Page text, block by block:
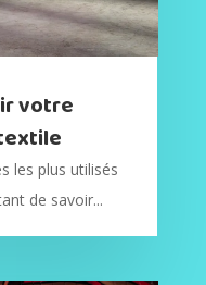
votre
les plus utilisés
de savoir...